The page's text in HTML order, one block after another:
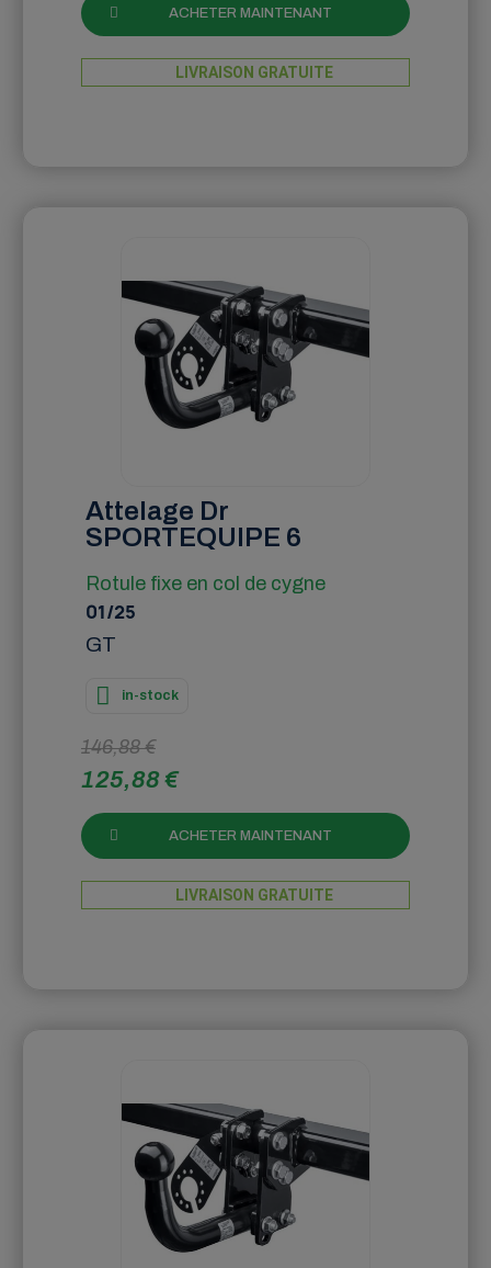
ACHETER MAINTENANT
LIVRAISON GRATUITE
Attelage Dr
SPORTEQUIPE 6
Rotule fixe en col de cygne
01/25
GT
in-stock
146,88 €
125,88 €
ACHETER MAINTENANT
LIVRAISON GRATUITE